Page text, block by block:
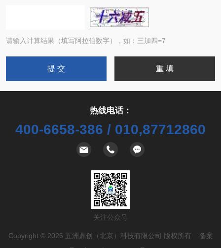
请输入计算结果（填写阿拉伯数字），如：三加四=7
热线电话：
400-6658-386 / 010,87712860
关注公众号
Copyright © 2026 五洲鼎创（北京）科技有限公司 版权所有 备案